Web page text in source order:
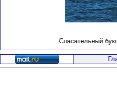
Спасательный